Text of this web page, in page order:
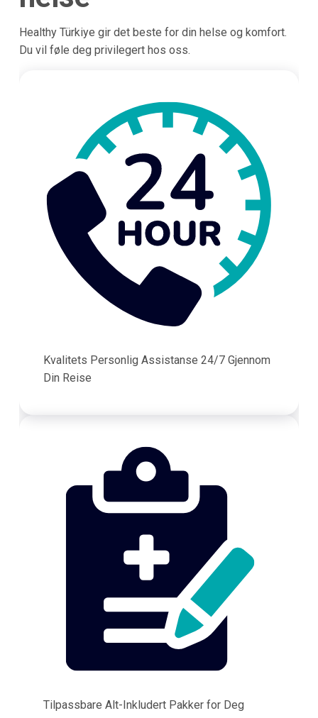
Healthy Türkiye gir det beste for din helse og komfort.
Du vil føle deg privilegert hos oss.
Kvalitets Personlig Assistanse 24/7 Gjennom
Din Reise
Tilpassbare Alt-Inkludert Pakker for Deg